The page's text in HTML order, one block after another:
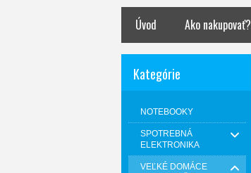
Úvod Ako nakupovať?
Kategórie
NOTEBOOKY
SPOTREBNÁ
ELEKTRONIKA
VEĽKÉ DOMÁCE